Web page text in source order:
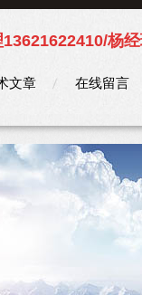
杨
文章 在线留言